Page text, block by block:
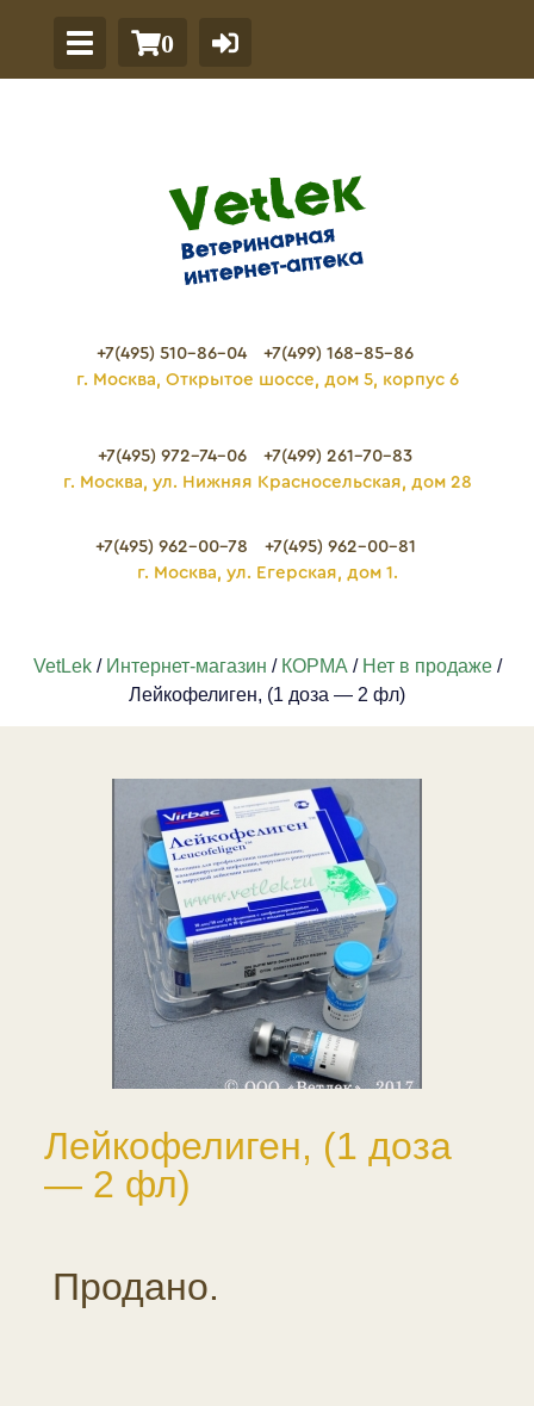
0
+7(495) 510-86-04
+7(499) 168-85-86
г. Москва, Открытое шоссе, дом 5, корпус 6
+7(495) 972-74-06
+7(499) 261-70-83
г. Москва, ул. Нижняя Красносельская, дом 28
+7(495) 962-00-78
+7(495) 962-00-81
г. Москва, ул. Егерская, дом 1.
VetLek/ Интернет-магазин / КОРМА / Нет в продаже/
Лейкофелиген, (1 доза — 2 фл)
Лейкофелиген, (1 доза
— 2 фл)
Продано.